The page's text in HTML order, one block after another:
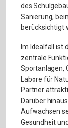
des
Sanierung,
berücksichtigt
Im Idealfall ist
zentrale
Sportanlagen,
Labore für
Partner
Darüber
Aufwachsen
Gesundheit